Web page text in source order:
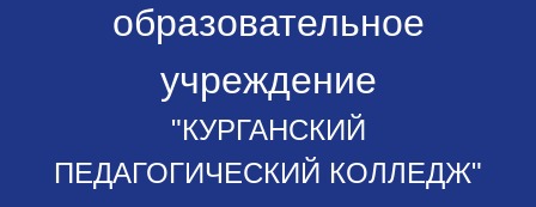
образовательное
учреждение
"КУРГАНСКИЙ
ПЕДАГОГИЧЕСКИЙ КОЛЛЕДЖ"